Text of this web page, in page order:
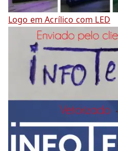
Logo em Acrílico com LED